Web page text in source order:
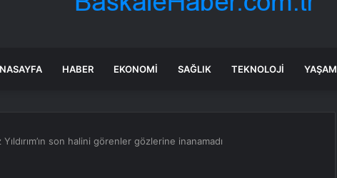
HABER EKONOMI SAĞLIK TEKNOLOJI YAŞAM
son halini görenler gözlerine inanamadı